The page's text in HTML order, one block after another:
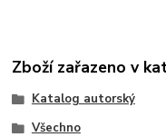
Zboží zařazeno v
Katalog autorský
Všechno